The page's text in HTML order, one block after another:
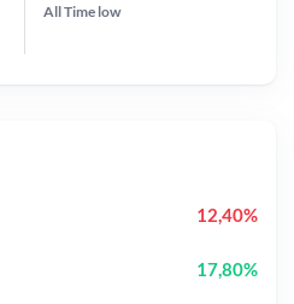
All Time low
12,40%
17,80%